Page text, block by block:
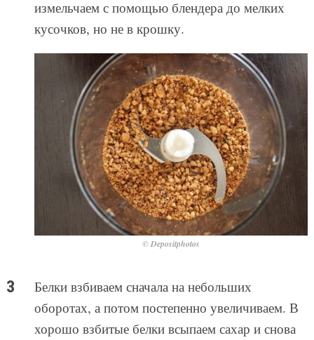
измельчаем с помощью блендера до мелких
кусочков, но не в крошку.
© Depositphotos
Белки взбиваем сначала на небольших
оборотах, а потом постепенно увеличиваем. В
хорошо взбитые белки всыпаем сахар и снова